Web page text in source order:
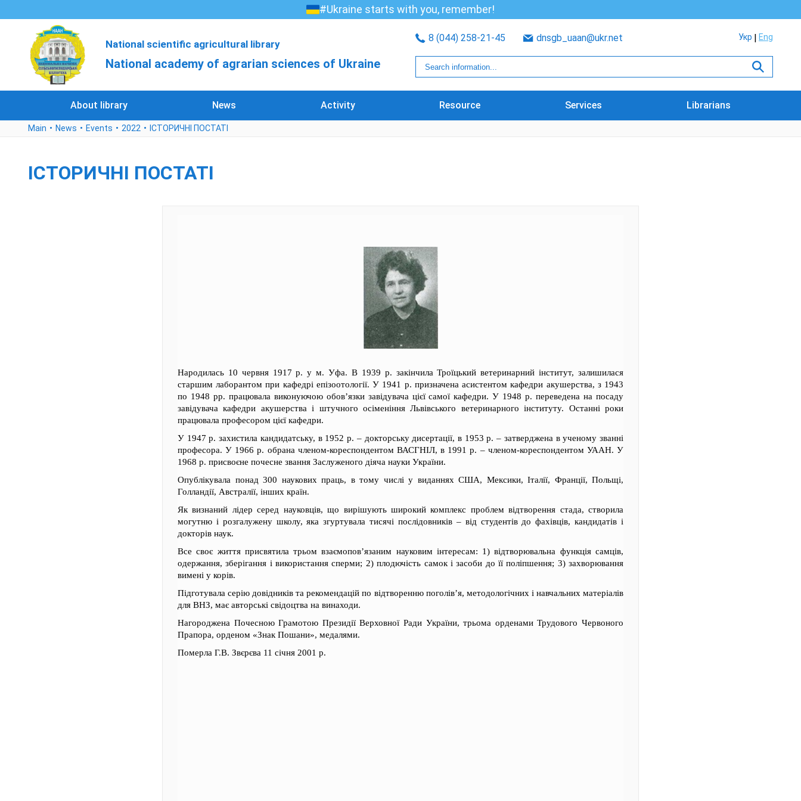
#Ukraine starts with you, remember!
National scientific agricultural library
National academy of agrarian sciences of Ukraine
8 (044) 258-21-45 dnsgb_uaan@ukr.net Укр Eng
About library News Activity Resource Services Librarians
Main News Events 2022 ІСТОРИЧНІ ПОСТАТІ
ІСТОРИЧНІ ПОСТАТІ
Народилась 10 червня 1917 р. у м. Уфа. В 1939 р. закінчила Троїцький ветеринарний інститут, залишилася
старшим лаборантом при кафедрі епізоотології. У 1941 р. призначена асистентом кафедри акушерства, з 1943
по 1948 рр. працювала виконуючою обов’язки завідувача цієї самої кафедри. У 1948 р. переведена на посаду
завідувача кафедри акушерства і штучного осіменіння Львівського ветеринарного інституту. Останні роки
працювала професором цієї кафедри.
У 1947 р. захистила кандидатську, в 1952 р. – докторську дисертації, в 1953 р. – затверджена в ученому званні
професора. У 1966 р. обрана членом-кореспондентом ВАСГНІЛ, в 1991 р. – членом-кореспондентом УААН. У
1968 р. присвоєне почесне звання Заслуженого діяча науки України.
Опублікувала понад 300 наукових праць, в тому числі у виданнях США, Мексики, Італії, Франції, Польщі,
Голландії, Австралії, інших країн.
Як визнаний лідер серед науковців, що вирішують широкий комплекс проблем відтворення стада, створила
могутню і розгалужену школу, яка згуртувала тисячі послідовників – від студентів до фахівців, кандидатів і
докторів наук.
Все своє життя присвятила трьом взаємопов’язаним науковим інтересам: 1) відтворювальна функція самців,
одержання, зберігання і використання сперми; 2) плодючість самок і засоби до її поліпшення; 3) захворювання
вимені у корів.
Підготувала серію довідників та рекомендацій по відтворенню поголів’я, методологічних і навчальних матеріалів
для ВНЗ, має авторські свідоцтва на винаходи.
Нагороджена Почесною Грамотою Президії Верховної Ради України, трьома орденами Трудового Червоного
Прапора, орденом «Знак Пошани», медалями.
Померла Г.В. Звєрєва 11 січня 2001 р.